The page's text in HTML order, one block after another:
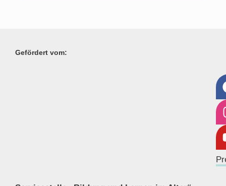
Gefördert vom: